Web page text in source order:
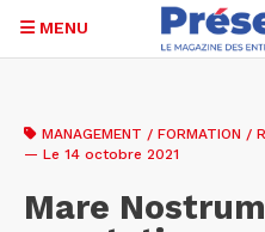
contenu
MENU
MANAGEMENT / FORMATION /
— Le 14 octobre 2021
Mare